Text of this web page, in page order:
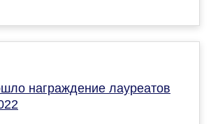
награждение лауреатов